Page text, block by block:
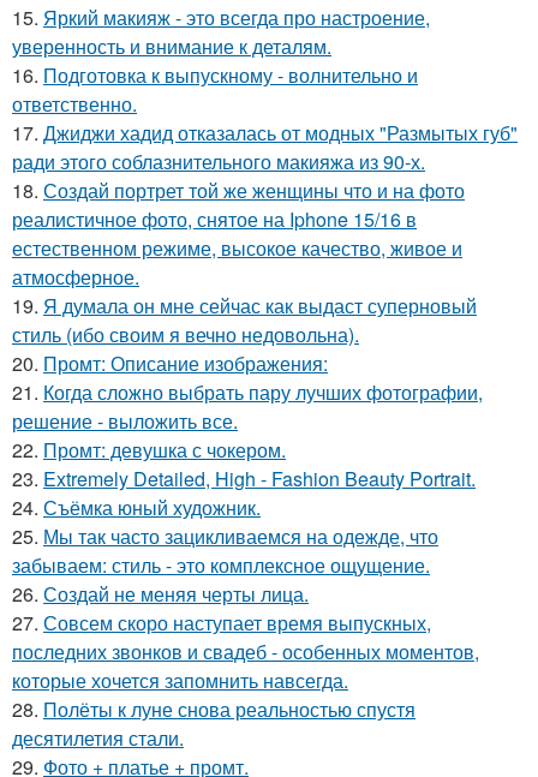
15. Яркий макияж - это всегда про настроение,
уверенность и внимание к деталям.
16. Подготовка к выпускному - волнительно и
ответственно.
17. Джиджи хадид отказалась от модных "Размытых губ"
ради этого соблазнительного макияжа из 90-х.
18. Создай портрет той же женщины что и на фото
реалистичное фото, снятое на Iphone 15/16 в
естественном режиме, высокое качество, живое и
атмосферное.
19. Я думала он мне сейчас как выдаст суперновый
стиль (ибо своим я вечно недовольна).
20. Промт: Описание изображения:
21. Когда сложно выбрать пару лучших фотографии,
решение - выложить все.
22. Промт: девушка с чокером.
23. Extremely Detailed, High - Fashion Beauty Portrait.
24. Съёмка юный художник.
25. Мы так часто зацикливаемся на одежде, что
забываем: стиль - это комплексное ощущение.
26. Создай не меняя черты лица.
27. Совсем скоро наступает время выпускных,
последних звонков и свадеб - особенных моментов,
которые хочется запомнить навсегда.
28. Полёты к луне снова реальностью спустя
десятилетия стали.
29. Фото + платье + промт.